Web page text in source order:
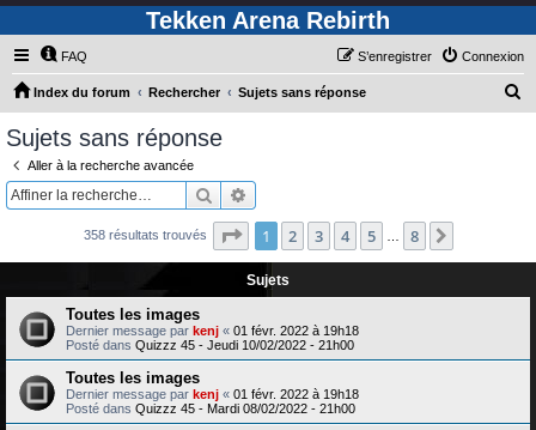
Tekken Arena Rebirth
FAQ Connexion
S’enregistrer
Index du forum Rechercher Sujets sans réponse
c
Sujets sans réponse
Aller à la recherche avancée
Rechercher
358 résultats trouvés Page 1sur8
1 2 3 4 5 8
Sujets
Toutes les images
Dernier message par kenj « 01 févr. 2022 à 19h18
Posté dans Quizzz 45 - Jeudi 10/02/2022 - 21h00
Toutes les images
Dernier message par kenj « 01 févr. 2022 à 19h18
Posté dans Quizzz 45 - Mardi 08/02/2022 - 21h00